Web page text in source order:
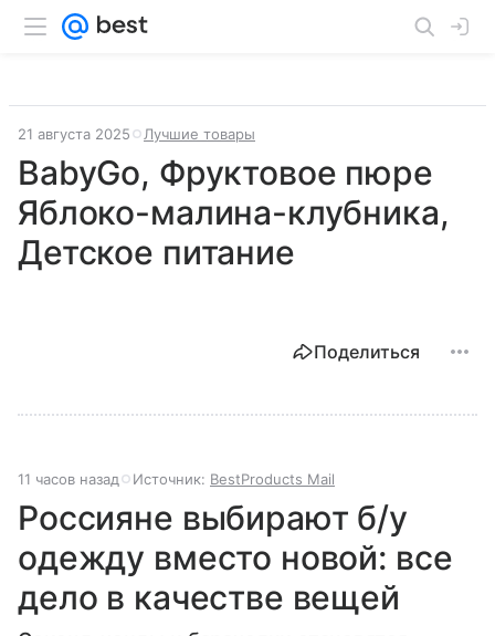
21 августа 2025 Лучшие товары
BabyGo, Фруктовое пюре
Яблоко-малина-клубника,
Детское питание
Поделиться
11 часов назад Источник: BestProducts Mail
Россияне выбирают б/у
одежду вместо новой: все
дело в качестве вещей